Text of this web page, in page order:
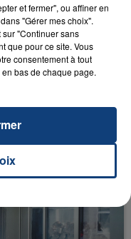
feu après avoir
de trois mois
et fermer", ou affiner en
"Gérer mes choix".
"Continuer sans
que pour ce site. Vous
consentement à tout
bas de chaque page.